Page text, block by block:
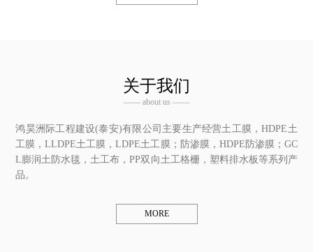
关于我们
—— about us ——
鸿昊洲际工程建设(泰安)有限公司 主要生产经营土工膜，HDPE土
工膜，LLDPE土工膜，LDPE土工膜；防渗膜，HDPE防渗膜；GC
L膨润土防水毯，土工布，PP双向土工格栅，塑料排水板等系列产
品。
MORE